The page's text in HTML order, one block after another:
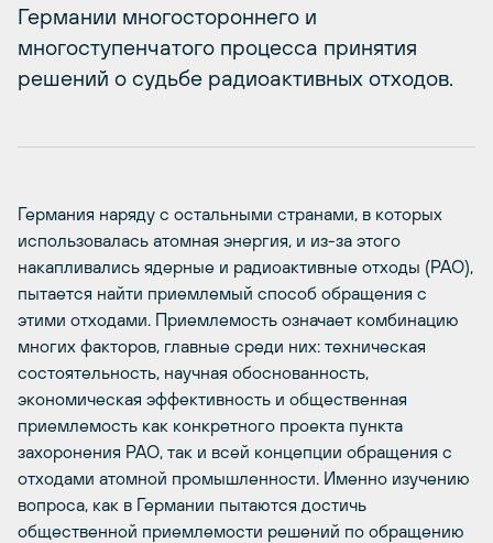
Германии многостороннего и
многоступенчатого процесса принятия
решений о судьбе радиоактивных отходов.
Германия наряду с остальными странами, в которых
использовалась атомная энергия, и из-за этого
накапливались ядерные и радиоактивные отходы (РАО),
пытается найти приемлемый способ обращения с
этими отходами. Приемлемость означает комбинацию
многих факторов, главные среди них: техническая
состоятельность, научная обоснованность,
экономическая эффективность и общественная
приемлемость как конкретного проекта пункта
захоронения РАО, так и всей концепции обращения с
отходами атомной промышленности. Именно изучению
вопроса, как в Германии пытаются достичь
общественной приемлемости решений по обращению